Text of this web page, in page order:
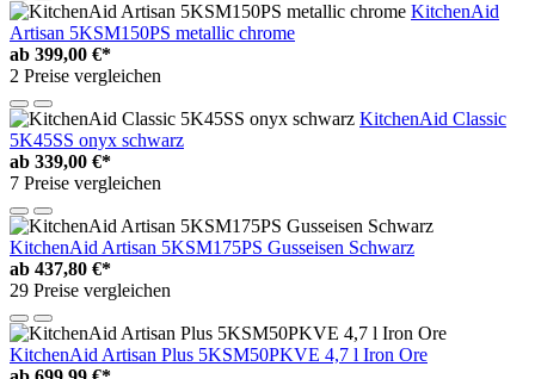
KitchenAid
Artisan 5KSM150PS metallic chrome
ab 399,00 €*
2 Preise vergleichen
KitchenAid Classic
5K45SS onyx schwarz
ab 339,00 €*
7 Preise vergleichen
KitchenAid Artisan 5KSM175PS Gusseisen Schwarz
ab 437,80 €*
29 Preise vergleichen
KitchenAid Artisan Plus 5KSM50PKVE 4,7 l Iron Ore